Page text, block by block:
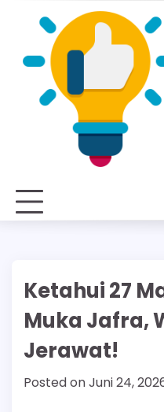
Ketahui 27
Muka Jafra,
Jerawat!
Posted onJuni 24,